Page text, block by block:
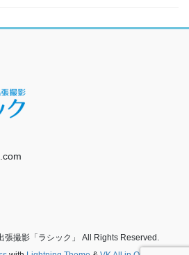
張撮影「ラシック」 All Rights Reserved.